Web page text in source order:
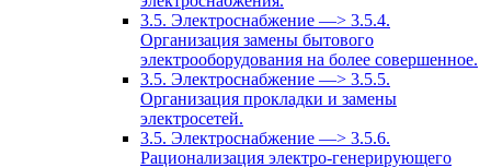
3.5. Электроснабжение —> 3.5.4.
Организация замены бытового
электрооборудования на более совершенное.
3.5. Электроснабжение —> 3.5.5.
Организация прокладки и замены
электросетей.
3.5. Электроснабжение —> 3.5.6.
Рационализация электро-генерирующего